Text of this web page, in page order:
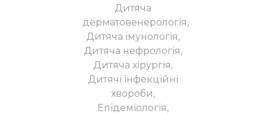
Дитяча
дерматовенерологія,
Дитяча імунологія,
Дитяча нефрологія,
Дитяча хірургія,
Дитячі інфекційні
хвороби,
Епідеміологія,